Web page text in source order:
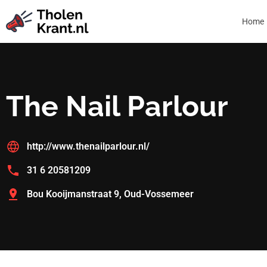
Home
The Nail Parlour
http://www.thenailparlour.nl/
31 6 20581209
Bou Kooijmanstraat 9, Oud-Vossemeer